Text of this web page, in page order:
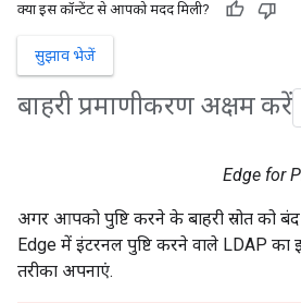
क्या इस कॉन्टेंट से आपको मदद मिली?
सुझाव भेजें
बाहरी प्रमाणीकरण अक्षम करें
Edge for
अगर आपको पुष्टि करने के बाहरी स्रोत को
Edge में इंटरनल पुष्टि करने वाले LDAP का
तरीका अपनाएं.